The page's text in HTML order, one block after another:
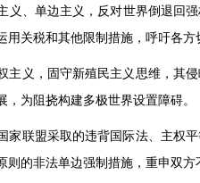
义、单边主义，反对世界倒退回
用关税和其他限制措施，呼吁各
主义，固守新殖民主义思维，其
为阻挠构建多极世界设置障碍。
家联盟采取的违背国际法、主权
则的非法单边强制措施，重申双